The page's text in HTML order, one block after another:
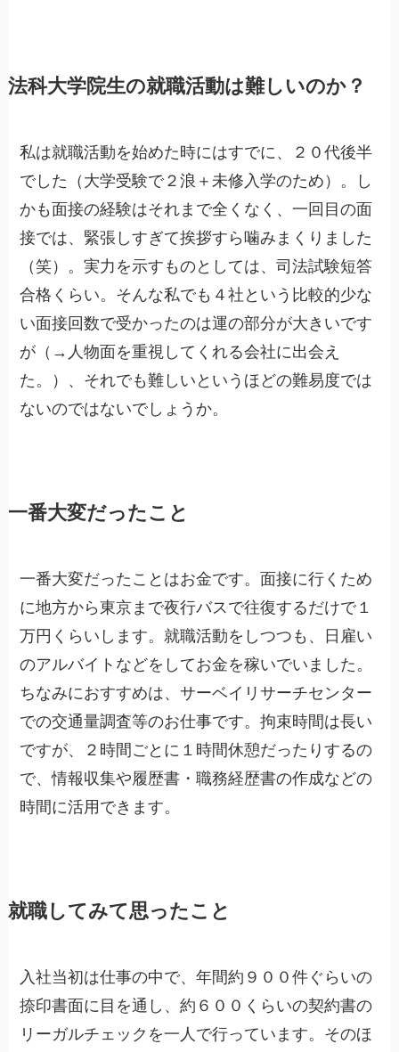
法科大学院生の就職活動は難しいのか？
私は就職活動を始めた時にはすでに、２０代後半
でした（大学受験で２浪＋未修入学のため）。し
かも面接の経験はそれまで全くなく、一回目の面
接では、緊張しすぎて挨拶すら噛みまくりました
（笑）。実力を示すものとしては、司法試験短答
合格くらい。そんな私でも４社という比較的少な
い面接回数で受かったのは運の部分が大きいです
が（→人物面を重視してくれる会社に出会え
た。）、それでも難しいというほどの難易度では
ないのではないでしょうか。
一番大変だったこと
一番大変だったことはお金です。面接に行くため
に地方から東京まで夜行バスで往復するだけで１
万円くらいします。就職活動をしつつも、日雇い
のアルバイトなどをしてお金を稼いでいました。
ちなみにおすすめは、サーベイリサーチセンター
での交通量調査等のお仕事です。拘束時間は長い
ですが、２時間ごとに１時間休憩だったりするの
で、情報収集や履歴書・職務経歴書の作成などの
時間に活用できます。
就職してみて思ったこと
入社当初は仕事の中で、年間約９００件ぐらいの
捺印書面に目を通し、約６００くらいの契約書の
リーガルチェックを一人で行っています。そのほ